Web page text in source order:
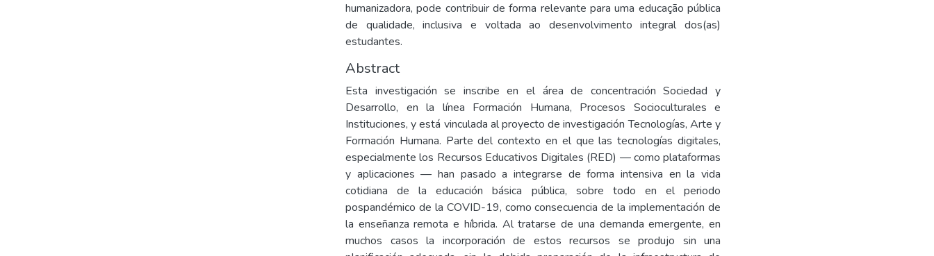
humanizadora, pode contribuir de forma relevante para uma educação pública
de qualidade, inclusiva e voltada ao desenvolvimento integral dos(as)
estudantes.
Abstract
Esta investigación se inscribe en el área de concentración Sociedad y
Desarrollo, en la línea Formación Humana, Procesos Socioculturales e
Instituciones, y está vinculada al proyecto de investigación Tecnologías, Arte y
Formación Humana. Parte del contexto en el que las tecnologías digitales,
especialmente los Recursos Educativos Digitales (RED) — como plataformas
y aplicaciones — han pasado a integrarse de forma intensiva en la vida
cotidiana de la educación básica pública, sobre todo en el periodo
pospandémico de la COVID-19, como consecuencia de la implementación de
la enseñanza remota e híbrida. Al tratarse de una demanda emergente, en
muchos casos la incorporación de estos recursos se produjo sin una